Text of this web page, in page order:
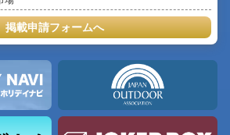
掲載申請フォームへ